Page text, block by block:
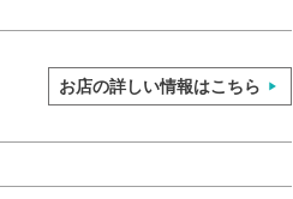
お店の詳しい情報はこちら